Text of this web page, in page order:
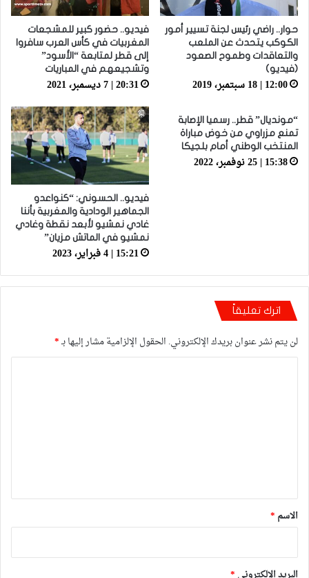
حوار.. راضي رئيس لجنة تسيير أمور
الكوكب يتحدث عن الملعب
والتعاقدات وطموح الصعود
(فيديو)
12:00 | 18 سبتمبر، 2019
فيديو.. حضور كبير للمشجعات
المغربيات في كأس العرب سافروا
إلى قطر لمتابعة “الأسود”
وتشجيعهم في المباريات
20:31 | 7 ديسمبر، 2021
“مونديال” قطر.. رسميا الإصابة
تمنع مزراوي من خوض مباراة
المنتخب الوطني أمام بلجيكا
15:38 | 25 نوفمبر، 2022
فيديو.. الحسوني: “كنواعدو
الجماهير الودادية والمغربية بأننا
غادي نمشيو لأبعد نقطة وغادي
نمشيو في الماتش مزيان”
15:21 | 4 فبراير، 2023
اترك تعليقاً
لن يتم نشر عنوان بريدك الإلكتروني. الحقول الإلزامية مشار إليها بـ*
*
الاسم *